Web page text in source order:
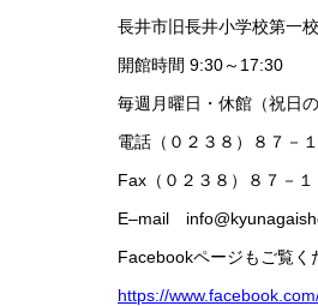
長井市旧長井小学校第一
開館時間 9:30～17:30
毎週月曜日・休館（祝日
電話（０２３８）８７－
Fax（０２３８）８７－
E–mail
Facebookページもご覧く
https://